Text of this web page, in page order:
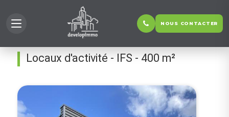
NOUS CONTACTER
Locaux d'activité - IFS - 400 m²